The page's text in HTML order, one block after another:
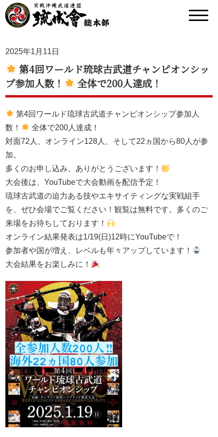
2025年1月11日
第4回ワールド琉球古武道チャンピオンシッ
プ参加人数！
全体で200人達成！
第4回ワールド琉球古武道チャンピオンシップ参加人
数！
全体で200人達成！
対面72人、オンライン128人、そして22ヵ国から80人が参
加。
多くのお申し込み、ありがとうございます！
大会後は、YouTubeで大会動画を配信予定！
琉球古武道の迫力ある技やエキサイティングな実戦組手
を、ぜひ会場でご覧ください！観覧は無料です。多くのご
来場をお待ちしております！
オンライン結果発表は1/19(日)12時にYouTubeで！
参加者や国が増え、レベルも年々アップしています！
大会結果をお楽しみに！